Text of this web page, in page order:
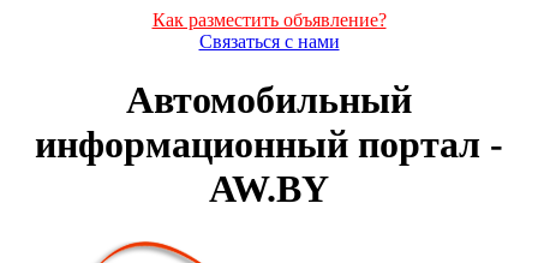
Как разместить объявление?
Связаться с нами
Автомобильный
информационный портал -
AW.BY